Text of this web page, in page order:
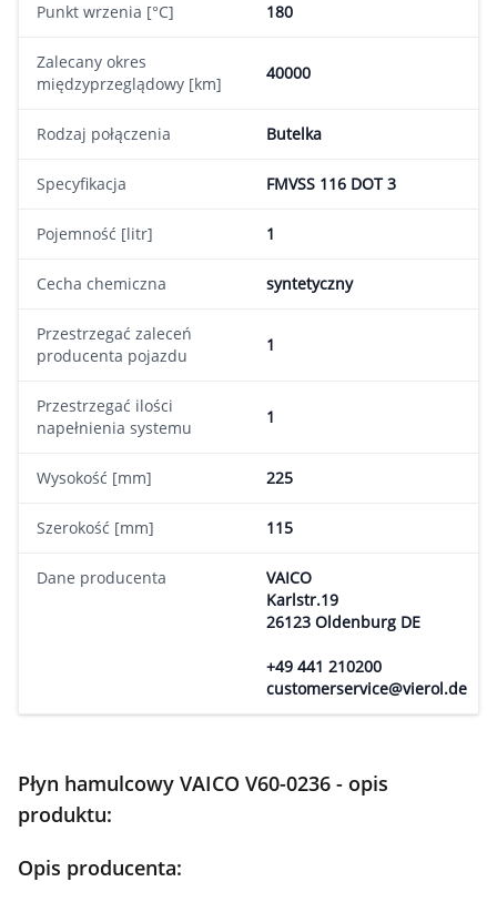
Punkt wrzenia [°C] 180
Zalecany okres
międzyprzeglądowy [km]
40000
Rodzaj połączenia Butelka
Specyfikacja FMVSS 116 DOT 3
Pojemność [litr] 1
Cecha chemiczna syntetyczny
Przestrzegać zaleceń
producenta pojazdu
1
Przestrzegać ilości
napełnienia systemu
1
Wysokość [mm] 225
Szerokość [mm] 115
Dane producenta
VAICO
Karlstr.19
26123 Oldenburg DE
+49 441 210200
customerservice@vierol.de
Płyn hamulcowy VAICO V60-0236 - opis
produktu:
Opis producenta: